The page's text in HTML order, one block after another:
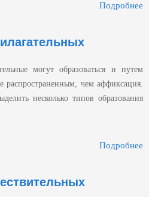
Подробнее
могут образоваться и путем
распространенным, чем аффиксация.
несколько типов образования
Подробнее